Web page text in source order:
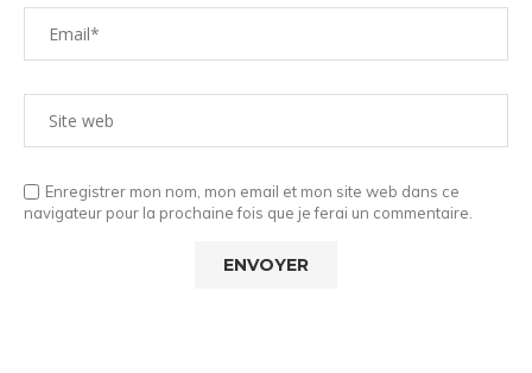
Enregistrer mon nom, mon email et mon site web dans ce
navigateur pour la prochaine fois que je ferai un commentaire.